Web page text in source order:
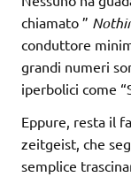
chiamato ”
conduttore
grandi numeri
iperbolici come
Eppure, resta il
zeitgeist, che
semplice